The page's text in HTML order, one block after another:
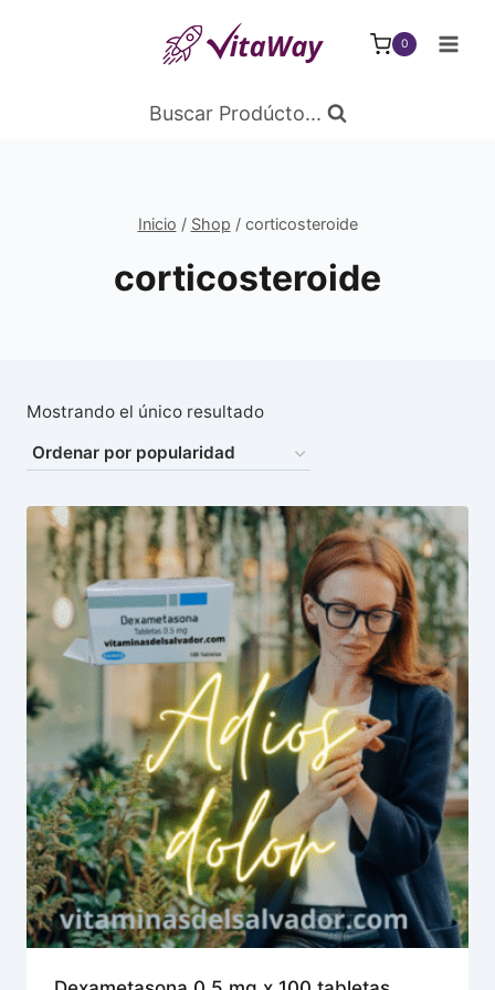
0
Buscar Prodúcto...
Inicio / Shop / corticosteroide
corticosteroide
Mostrando el único resultado